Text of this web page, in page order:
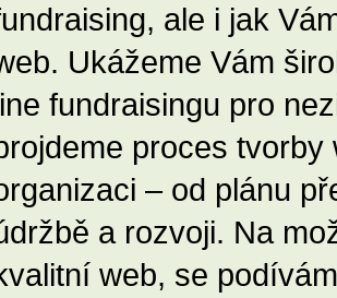
ale i jak
Ukážeme Vám
fundraisingu pro
proces
– od plánu
a rozvoji. Na
web, se